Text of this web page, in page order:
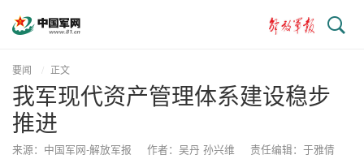
搜
索
要闻 正文
我军现代资产管理体系建设稳步
推进
来源：中国军网-解放军报 作者：吴丹 孙兴维
责任编辑：于雅倩